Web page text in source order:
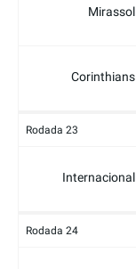
Mirassol
Corinthians
Rodada 23
Internacional
Rodada 24